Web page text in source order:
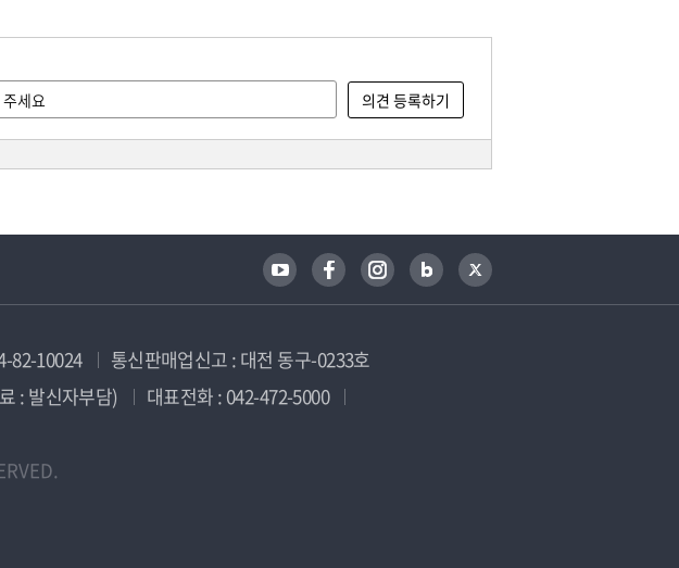
82-10024
통신판매업신고 : 대전 동구-0233호
: 발신자부담)
대표전화 : 042-472-5000